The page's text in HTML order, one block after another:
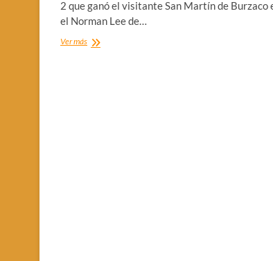
2 que ganó el visitante San Martín de Burzaco
el Norman Lee de…
Ver másTROMPADAS